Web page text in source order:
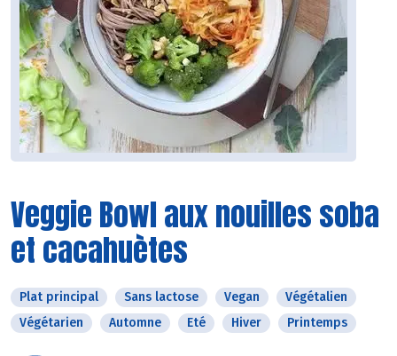
Veggie Bowl aux nouilles soba
et cacahuètes
Plat principal Sans lactose Vegan
Végétalien
Végétarien
Automne Eté Hiver Printemps